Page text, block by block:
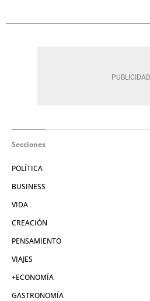
Secciones
POLÍTICA
BUSINESS
VIDA
CREACIÓN
PENSAMIENTO
VIAJES
+ECONOMÍA
GASTRONOMÍA